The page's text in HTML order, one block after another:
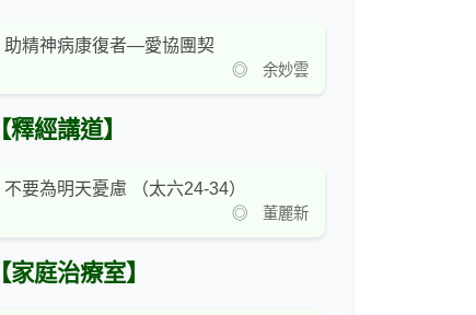
助精神病康復者—愛協團契
◎ 余妙雲
【釋經講道】
不要為明天憂慮 （太六24-34）
◎ 董麗新
【家庭治療室】